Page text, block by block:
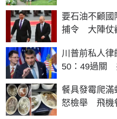
要石油不顧國
捕令 大陣仗
川普前私人
50：49過關
餐具發霉爬滿
怒檢舉 飛機